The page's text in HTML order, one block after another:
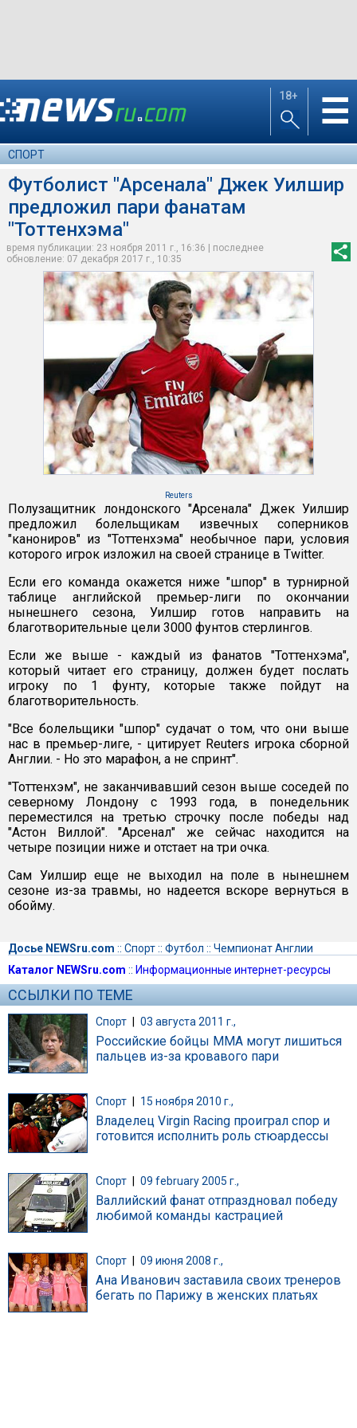
18+ ☰
СПОРТ
Футболист "Арсенала" Джек Уилшир
предложил пари фанатам
"Тоттенхэма"
время публикации: 23 ноября 2011 г., 16:36 | последнее
обновление: 07 декабря 2017 г., 10:35
Reuters
Полузащитник лондонского "Арсенала" Джек Уилшир
предложил болельщикам извечных соперников
"канониров" из "Тоттенхэма" необычное пари, условия
которого игрок изложил на своей странице в Twitter.
Если его команда окажется ниже "шпор" в турнирной
таблице английской премьер-лиги по окончании
нынешнего сезона, Уилшир готов направить на
благотворительные цели 3000 фунтов стерлингов.
Если же выше - каждый из фанатов "Тоттенхэма",
который читает его страницу, должен будет послать
игроку по 1 фунту, которые также пойдут на
благотворительность.
"Все болельщики "шпор" судачат о том, что они выше
нас в премьер-лиге, - цитирует Reuters игрока сборной
Англии. - Но это марафон, а не спринт".
"Тоттенхэм", не заканчивавший сезон выше соседей по
северному Лондону с 1993 года, в понедельник
переместился на третью строчку после победы над
"Астон Виллой". "Арсенал" же сейчас находится на
четыре позиции ниже и отстает на три очка.
Сам Уилшир еще не выходил на поле в нынешнем
сезоне из-за травмы, но надеется вскоре вернуться в
обойму.
Досье NEWSru.com :: Спорт:: Футбол :: Чемпионат Англии
Каталог NEWSru.com :: Информационные интернет-ресурсы
ССЫЛКИ ПО ТЕМЕ
Спорт | 03 августа 2011 г.,
Российские бойцы ММА могут лишиться
пальцев из-за кровавого пари
Спорт 15 ноября 2010 г.,
Владелец Virgin Racing проиграл спор и
готовится исполнить роль стюардессы
Спорт 09 february 2005 г.,
Валлийский фанат отпраздновал победу
любимой команды кастрацией
Спорт 09 июня 2008 г.,
Ана Иванович заставила своих тренеров
бегать по Парижу в женских платьях